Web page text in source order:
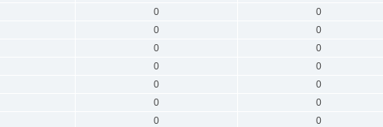
0 0
0 0
0 0
0 0
0 0
0 0
0 0